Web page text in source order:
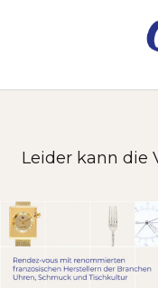
kann die